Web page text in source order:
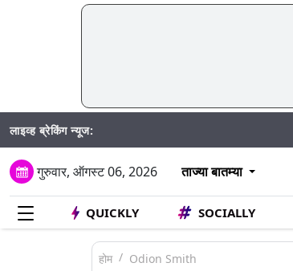
लाइव्ह ब्रेकिंग न्यूज:
गुरुवार, ऑगस्ट 06, 2026 ताज्या बातम्या
QUICKLY SOCIALLY
होम Odion Smith